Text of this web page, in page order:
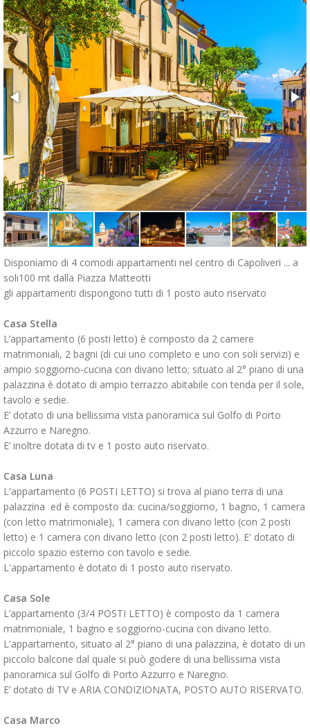
Disponiamo di 4 comodi appartamenti nel centro di Capoliveri ... a
soli100 mt dalla Piazza Matteotti
gli appartamenti dispongono tutti di 1 posto auto riservato
Casa Stella
L’appartamento (6 posti letto) è composto da 2 camere
matrimoniali, 2 bagni (di cui uno completo e uno con soli servizi) e
ampio soggiorno-cucina con divano letto; situato al 2° piano di una
palazzina è dotato di ampio terrazzo abitabile con tenda per il sole,
tavolo e sedie.
E’ dotato di una bellissima vista panoramica sul Golfo di Porto
Azzurro e Naregno.
E’ inoltre dotata di tv e 1 posto auto riservato.
Casa Luna
L'appartamento (6 POSTI LETTO) si trova al piano terra di una
palazzina ed è composto da: cucina/soggiorno, 1 bagno, 1 camera
(con letto matrimoniale), 1 camera con divano letto (con 2 posti
letto) e 1 camera con divano letto (con 2 posti letto). E' dotato di
piccolo spazio esterno con tavolo e sedie.
L'appartamento è dotato di 1 posto auto riservato.
Casa Sole
L’appartamento (3/4 POSTI LETTO) è composto da 1 camera
matrimoniale, 1 bagno e soggiorno-cucina con divano letto.
L'appartamento, situato al 2° piano di una palazzina, è dotato di un
piccolo balcone dal quale si può godere di una bellissima vista
panoramica sul Golfo di Porto Azzurro e Naregno.
E’ dotato di TV e ARIA CONDIZIONATA, POSTO AUTO RISERVATO.
Casa Marco